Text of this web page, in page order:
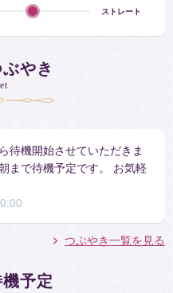
・対人関係・仕事、家族問
者のお悩みをさまざまな角
占術を駆使して貴方のご相
法を探っていきます。
？
談
ストレート
やき
待機開始させていただきま
まで待機予定です。 お気軽
つぶやき一覧を見る
予定